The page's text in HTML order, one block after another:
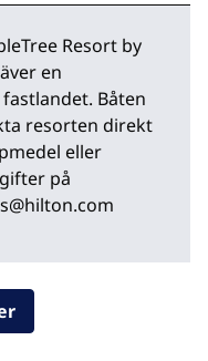
Resort by
en
Båten
resorten direkt
eller
på